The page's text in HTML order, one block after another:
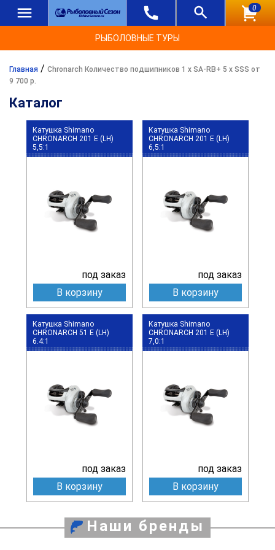
0
РЫБОЛОВНЫЕ ТУРЫ
Главная / Chronarch Количество подшипников 1 x SA-RB+ 5 x SSS от
9 700 р.
Каталог
Катушка Shimano
CHRONARCH 201 E (LH)
5,5:1
под заказ
В корзину
Катушка Shimano
CHRONARCH 201 E (LH)
6,5:1
под заказ
В корзину
Катушка Shimano
CHRONARCH 51 E (LH)
6.4:1
под заказ
В корзину
Катушка Shimano
CHRONARCH 201 E (LH)
7,0:1
под заказ
В корзину
Наши бренды